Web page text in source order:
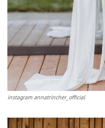
instagram annatrincher_official